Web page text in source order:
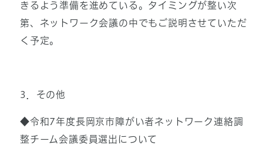
きるよう準備を進めている。タイミングが整い次
第、ネットワーク会議の中でもご説明させていただ
く予定。
3．その他
◆令和7年度長岡京市障がい者ネットワーク連絡調
整チーム会議委員選出について